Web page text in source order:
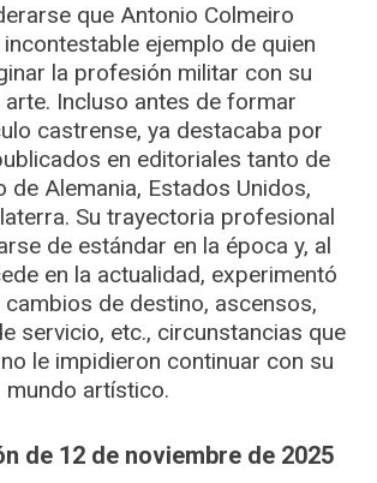
que Antonio Colmeiro
ejemplo de quien
la profesión militar con su
Incluso antes de formar
castrense, ya destacaba por
en editoriales tanto de
de Alemania, Estados Unidos,
Su trayectoria profesional
de estándar en la época y, al
en la actualidad, experimentó
de destino, ascensos,
servicio, etc., circunstancias que
le impidieron continuar con su
mundo artístico.
de 12 de noviembre de 2025